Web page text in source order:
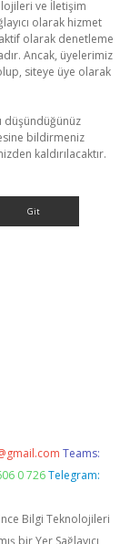
ve İletişim
olarak hizmet
olarak denetleme
Ancak, üyelerimiz
siteye üye olarak
düşündüğünüz
bildirmeniz
kaldırılacaktır.
Teams:
0 726 Telegram:
Bilgi Teknolojileri
bir Yer Sağlayıcı